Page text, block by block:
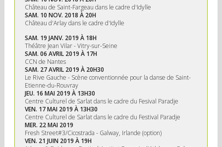
Château de Saint-Fargeau dans le cadre d'Idylle
SAM. 10 NOV. 2018 À 20H
Château d'Arlay dans le cadre d'Idylle
SAM. 19 JANV. 2019 À 18H
Théâtre Jean Vilar - Vitry-sur-Seine
SAM. 06 AVRIL 2019 À 17H
CCN de Nantes
SAM. 27 AVRIL 2019 À 20H30
Le Rive Gauche - Scène conventionnée pour la danse de Saint-
Etienne-du-Rouvray
JEU. 16 MAI 2019 À 13H30
Centre Culturel de Sarlat dans le cadre du Fesival Paradje
VEN. 17 MAI 2019 À 13H30
Centre Culturel de Sarlat dans le cadre du Festival Paradje
MER. 22 MAI 2019
Fresh Street#3/Cicostrada - Galway, Irlande (option)
VEN. 21 JUIN 2019 À 19H